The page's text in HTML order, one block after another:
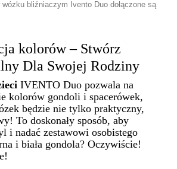
kolorów – Stwórz
Dla Swojej Rodziny
IVENTO Duo pozwala na
kolorów gondoli i spacerówek,
będzie nie tylko praktyczny,
To doskonały sposób, aby
i nadać zestawowi osobistego
i biała gondola? Oczywiście!